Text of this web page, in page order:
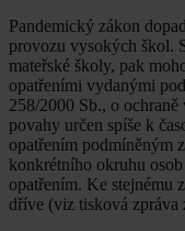
Pandemický zákon
provozu vysokých škol.
mateřské školy, pak
opatřeními vydanými
258/2000 Sb., o
povahy určen spíše k
opatřením podmíněným
konkrétního okruhu
opatřením. Ke stejnému
dříve (viz tisková zpráva